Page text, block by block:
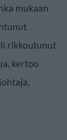
mukaan
rikkoutunut
kertoo